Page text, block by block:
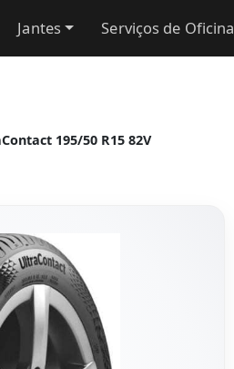
Jantes Serviços de Oficina
195/50 R15 82V